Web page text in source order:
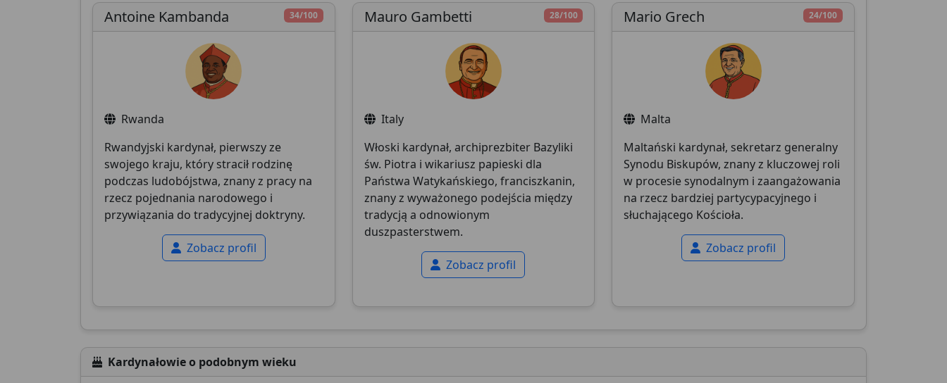
34/100
Antoine Kambanda
Rwanda
Rwandyjski kardynał, pierwszy ze
swojego kraju, który stracił rodzinę
podczas ludobójstwa, znany z pracy na
rzecz pojednania narodowego i
przywiązania do tradycyjnej doktryny.
Zobacz profil
28/100
Mauro Gambetti
Italy
Włoski kardynał, archiprezbiter Bazyliki
św. Piotra i wikariusz papieski dla
Państwa Watykańskiego, franciszkanin,
znany z wyważonego podejścia między
tradycją a odnowionym
duszpasterstwem.
Zobacz profil
24/100
Mario Grech
Malta
Maltański kardynał, sekretarz generalny
Synodu Biskupów, znany z kluczowej roli
w procesie synodalnym i zaangażowania
na rzecz bardziej partycypacyjnego i
słuchającego Kościoła.
Zobacz profil
Kardynałowie o podobnym wieku